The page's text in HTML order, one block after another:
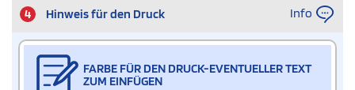
4 Hinweis für den Druck Info
FARBE FÜR DEN DRUCK-EVENTUELLER TEXT
ZUM EINFÜGEN